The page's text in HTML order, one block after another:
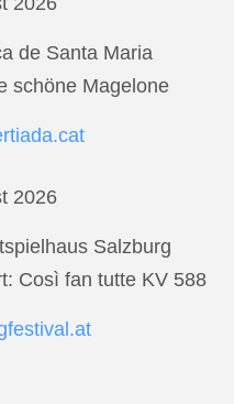
de Santa Maria
schöne Magelone
2026
Salzburg
Così fan tutte KV 588